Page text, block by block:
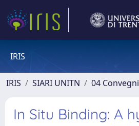
IRIS
IRIS SIARI UNITN 04
In Situ Binding: A